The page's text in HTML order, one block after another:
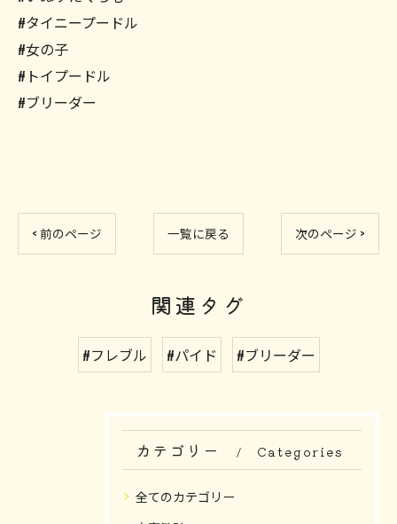
#タイニープードル
#女の子
#トイプードル
#ブリーダー
< 前のページ 一覧に戻る 次のページ >
関連タグ
#フレブル #パイド #ブリーダー
カテゴリー Categories
全てのカテゴリー